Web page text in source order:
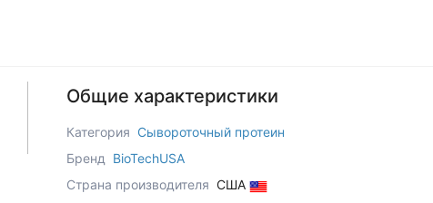
Общие характеристики
Категория Сывороточный протеин
Бренд BioTechUSA
Страна производителя США